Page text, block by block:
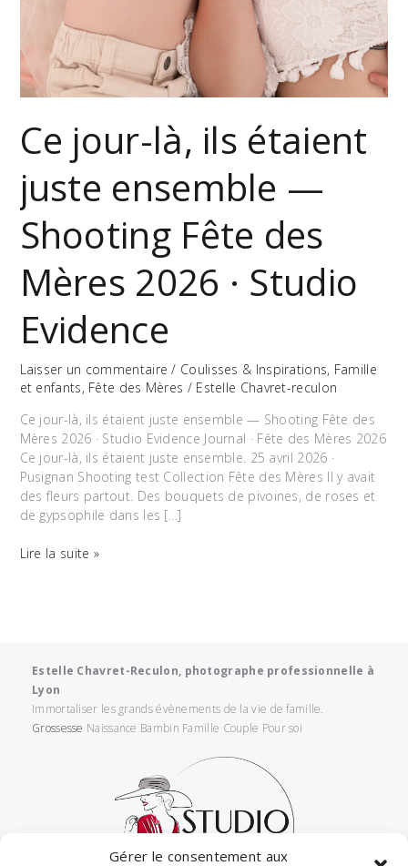
Gérer le consentement aux
Ce jour-là, ils étaient
juste ensemble —
Shooting Fête des
Mères 2026 · Studio
Evidence
Laisser un commentaire / Coulisses & Inspirations, Famille
et enfants, Fête des Mères / Estelle Chavret-reculon
Ce jour-là, ils étaient juste ensemble — Shooting Fête des
Mères 2026 · Studio Evidence Journal · Fête des Mères 2026
Ce jour-là, ils étaient juste ensemble. 25 avril 2026 ·
Pusignan Shooting test Collection Fête des Mères Il y avait
des fleurs partout. Des bouquets de pivoines, de roses et
de gypsophile dans les […]
Ce
ensemble
Shooting
Fête
Lire la suite »
Estelle Chavret-Reculon, photographe professionnelle à
Lyon
Immortaliser les grands évènements de la vie de famille.
Grossesse Naissance Bambin Famille Couple Pour soi